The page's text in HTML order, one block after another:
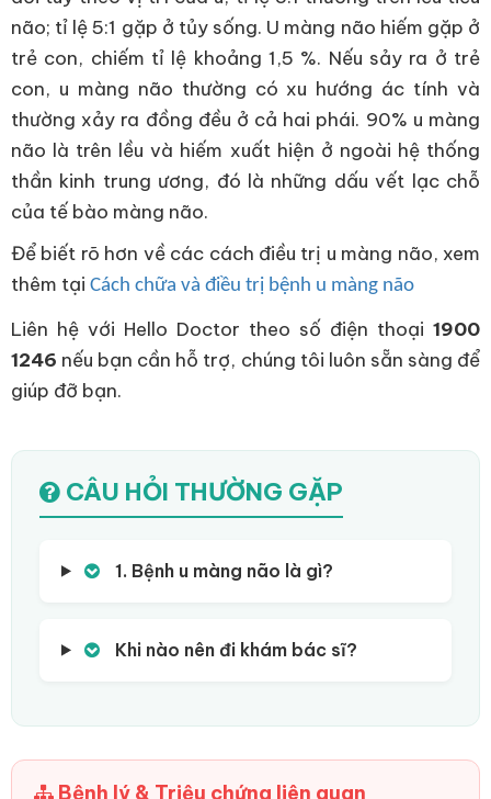
não; tỉ lệ 5:1 gặp ở tủy sống. U màng não hiếm gặp ở
trẻ con, chiếm tỉ lệ khoảng 1,5 %. Nếu sảy ra ở trẻ
con, u màng não thường có xu hướng ác tính và
thường xảy ra đồng đều ở cả hai phái. 90% u màng
não là trên lều và hiếm xuất hiện ở ngoài hệ thống
thần kinh trung ương, đó là những dấu vết lạc chỗ
của tế bào màng não.
Để biết rõ hơn về các cách điều trị u màng não, xem
thêm tại Cách chữa và điều trị bệnh u màng não
Liên hệ với Hello Doctor theo số điện thoại 1900
1246 nếu bạn cần hỗ trợ, chúng tôi luôn sẵn sàng để
giúp đỡ bạn.
CÂU HỎI THƯỜNG GẶP
1. Bệnh u màng não là gì?
Khi nào nên đi khám bác sĩ?
Bệnh lý & Triệu chứng liên quan